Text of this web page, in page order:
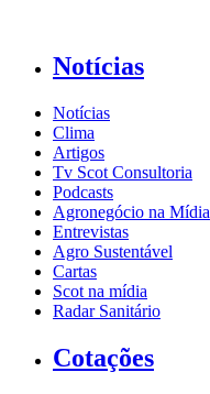
Notícias
Notícias
Clima
Artigos
Tv Scot Consultoria
Podcasts
Agronegócio na Mídia
Entrevistas
Agro Sustentável
Cartas
Scot na mídia
Radar Sanitário
Cotações